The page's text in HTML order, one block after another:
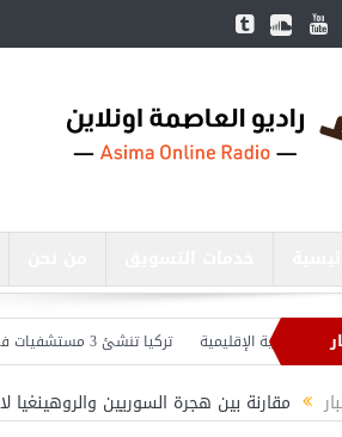
الإقليمية تركيا تنشئ 3 مستشفيات في مناطق درع الفرات بسوريا
وأردوغان يحذّر
مقارنة بين هجرة السوريين والروهينغيا